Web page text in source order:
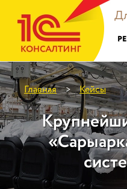
Главная > Кейсы